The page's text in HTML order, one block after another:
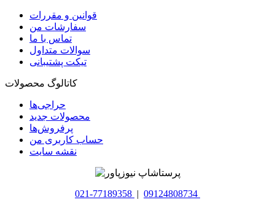
قوانین و مقررات
سفارشات من
تماس با ما
سوالات متداول
تیکت پشتیبانی
کاتالوگ محصولات
حراجی‌ها
محصولات جدید
پرفروش‌ها
حساب کاربری من
نقشه سایت
021-77189358 | 09124808734